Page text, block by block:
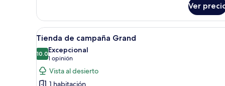
Room
Twin
Ver
Abrir
todas
las
fotos
de
Una piscina con un porche
4
Tienda de campaña Grand
10.010.0 de 10
Excepcional
1 opinión
(1
opinión)
Vista al desierto
1 habitación